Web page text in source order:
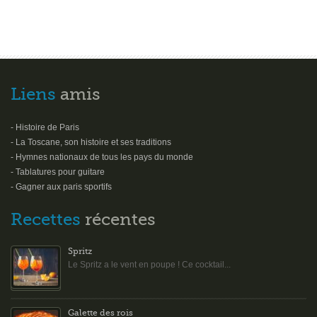
Liens amis
- Histoire de Paris
- La Toscane, son histoire et ses traditions
- Hymnes nationaux de tous les pays du monde
- Tablatures pour guitare
- Gagner aux paris sportifs
Recettes récentes
Spritz
Le Spritz a le vent en poupe ! Ce cocktail...
Galette des rois